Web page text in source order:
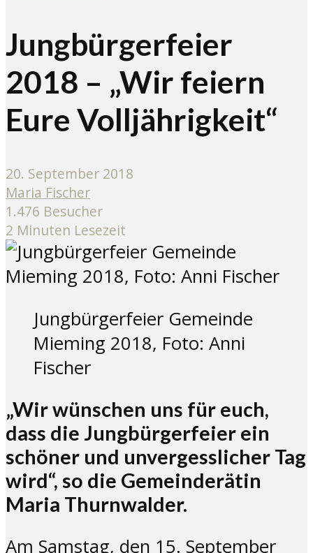
Jungbürgerfeier
2018 – „Wir feiern
Eure Volljährigkeit“
20. September 2018
Maria Fischer
1.476 Besucher
2 Minuten Lesezeit
Jungbürgerfeier Gemeinde
Mieming 2018, Foto: Anni
Fischer
„Wir wünschen uns für euch,
dass die Jungbürgerfeier ein
schöner und unvergesslicher Tag
wird“, so die Gemeinderätin
Maria Thurnwalder.
Am Samstag, den 15. September